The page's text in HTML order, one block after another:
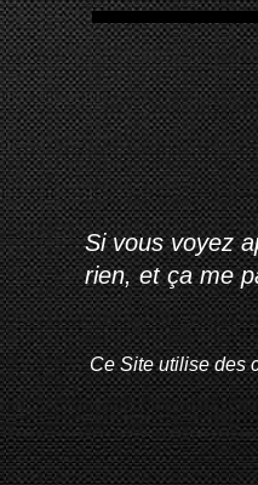
Si vous voyez
rien, et ça me
Ce Site utilise des